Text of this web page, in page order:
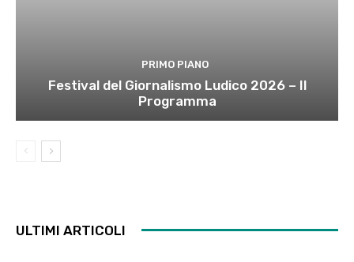
PRIMO PIANO
Festival del Giornalismo Ludico 2026 – Il
Programma
ULTIMI ARTICOLI